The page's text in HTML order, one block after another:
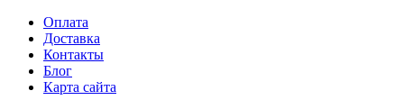
Оплата
Доставка
Контакты
Блог
Карта сайта